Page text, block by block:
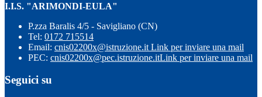
I.I.S. "ARIMONDI-EULA"
P.zza Baralis 4/5 - Savigliano (CN)
Tel: 0172 715514
Email: cnis02200x@istruzione.it Link per inviare una mail
PEC: cnis02200x@pec.istruzione.itLink per inviare una mail
Seguici su